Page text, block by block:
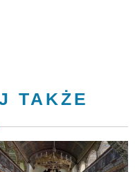
TAKŻE